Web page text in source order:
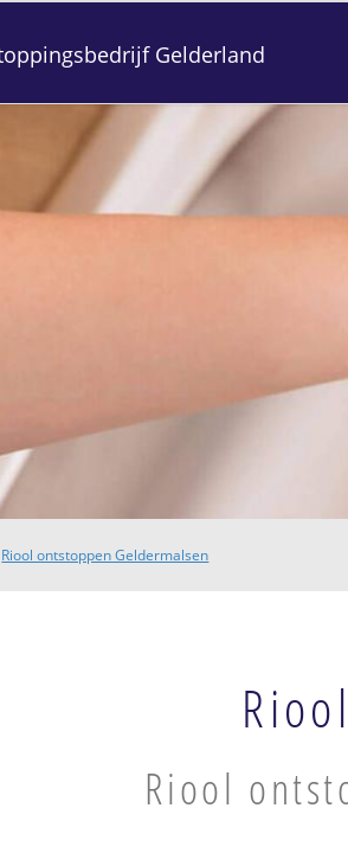
Gelderland
Riool ontstoppen Geldermalsen
Riool